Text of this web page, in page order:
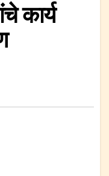
कार्य